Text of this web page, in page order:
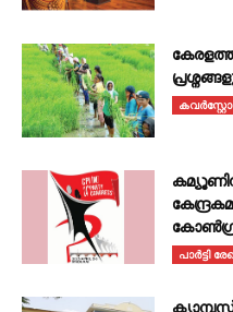
പാർട്ടി